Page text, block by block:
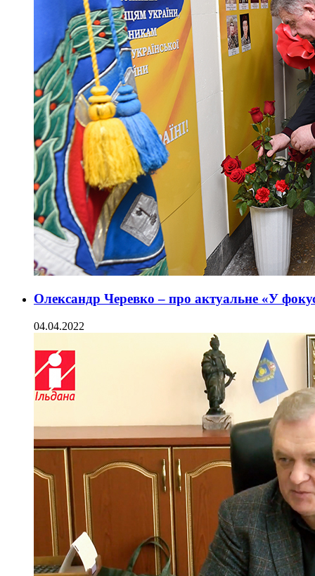
Олександр Черевко – про актуальне «У
04.04.2022